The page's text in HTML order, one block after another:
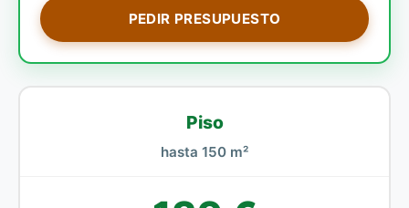
PEDIR PRESUPUESTO
Piso
hasta 150 m²